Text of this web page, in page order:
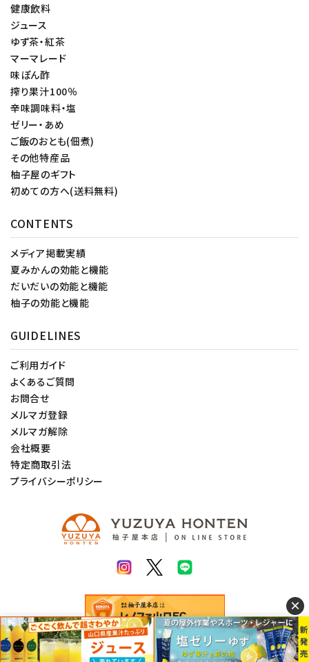
健康飲料
ジュース
ゆず茶・紅茶
マーマレード
味ぽん酢
搾り果汁100％
辛味調味料・塩
ゼリー・あめ
ご飯のおとも(佃煮)
その他特産品
柚子屋のギフト
初めての方へ(送料無料)
CONTENTS
メディア掲載実績
夏みかんの効能と機能
だいだいの効能と機能
柚子の効能と機能
GUIDELINES
ご利用ガイド
よくあるご質問
お問合せ
メルマガ登録
メルマガ解除
会社概要
特定商取引法
プライバシーポリシー
© 2022 柚子屋本店. All rights Reserved.
×